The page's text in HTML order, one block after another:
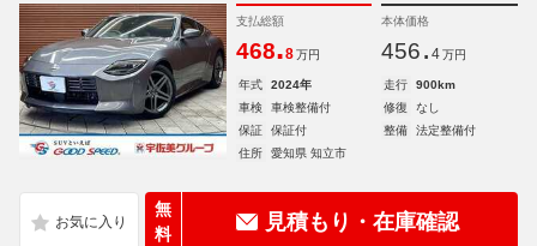
支払総額
468.8 万円
本体価格
456. 4 万円
年式 2024年 走行
900km
車検
車検整備付 修復
なし
保証
保証付 整備
法定整備付
住所
愛知県 知立市
無
料
見積もり・在庫確認